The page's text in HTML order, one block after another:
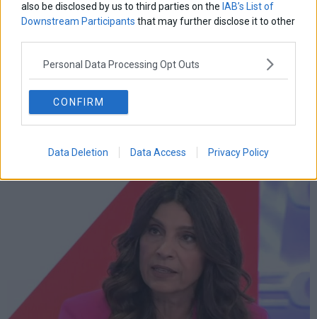
also be disclosed by us to third parties on the IAB’s List of
Downstream Participants that may further disclose it to other
Personal Data Processing Opt Outs
CONFIRM
Data Deletion Data Access Privacy Policy